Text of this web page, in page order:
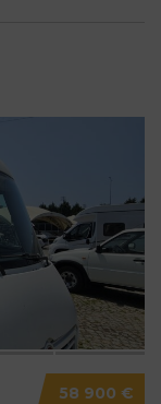
58 900 €